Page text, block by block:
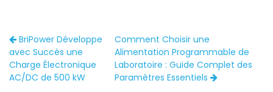
BriPower Développe
avec Succès une
Charge Électronique
AC/DC de 500 kW
Comment Choisir une
Alimentation Programmable de
Laboratoire : Guide Complet des
Paramètres Essentiels